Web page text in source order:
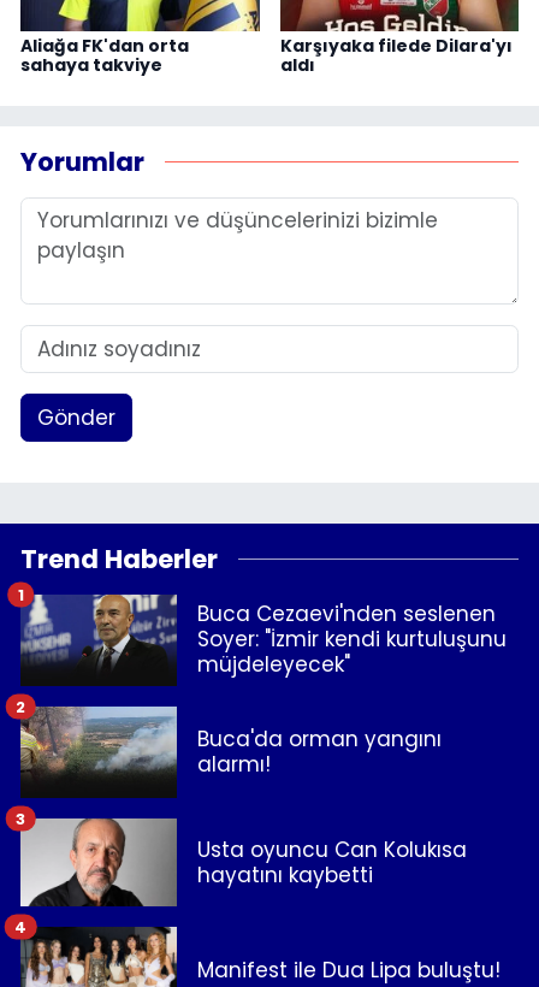
Aliağa FK'dan orta
sahaya takviye
Karşıyaka filede Dilara'yı
aldı
Yorumlar
Gönder
Trend Haberler
Buca Cezaevi'nden seslenen
Soyer: "İzmir kendi kurtuluşunu
müjdeleyecek"
1
Buca'da orman yangını
alarmı!
2
Usta oyuncu Can Kolukısa
hayatını kaybetti
3
Manifest ile Dua Lipa buluştu!
4